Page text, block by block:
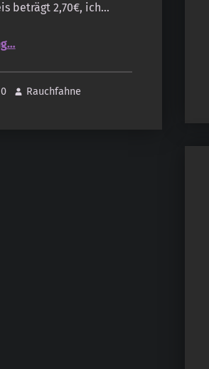
beträgt 2,70€, ich…
“Sonnentag – Natural Scents – Kashmir”
…
0 Rauchfahne